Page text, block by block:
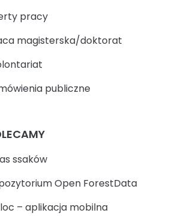
pracy
magisterska/doktorat
publiczne
ssaków
Open ForestData
– aplikacja mobilna